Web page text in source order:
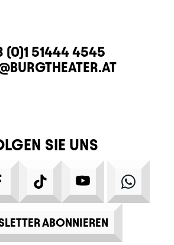
(0)1 51444 4545
SIE UNS
FACEBOOKTIKTOK YOUTUBE
ABONNIEREN